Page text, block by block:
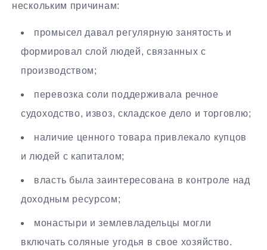
нескольким причинам:
промысел давал регулярную занятость и
формировал слой людей, связанных с
производством;
перевозка соли поддерживала речное
судоходство, извоз, складское дело и торговлю;
наличие ценного товара привлекало купцов
и людей с капиталом;
власть была заинтересована в контроле над
доходным ресурсом;
монастыри и землевладельцы могли
включать соляные угодья в свое хозяйство.